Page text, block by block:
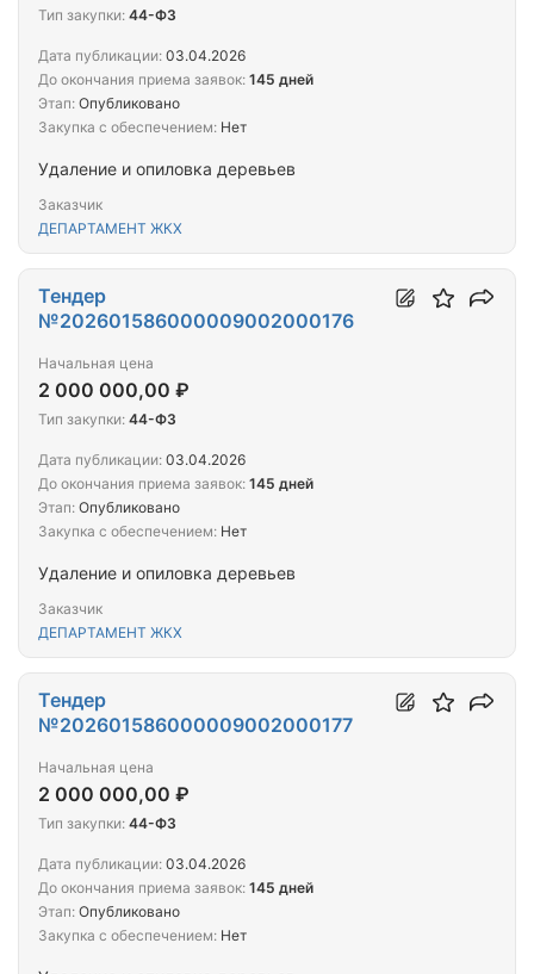
Удаление и опиловка деревьев
Заказчик
ДЕПАРТАМЕНТ ЖКХ
Тип закупки: 44-ФЗ
Дата публикации: 03.04.2026
До окончания приема заявок: 145 дней
Этап: Опубликовано
Закупка с обеспечением: Нет
Удаление и опиловка деревьев
Заказчик
ДЕПАРТАМЕНТ ЖКХ
Тендер
№202601586000009002000176
Начальная цена
2 000 000,00 ₽
Тип закупки: 44-ФЗ
Дата публикации: 03.04.2026
До окончания приема заявок: 145 дней
Этап: Опубликовано
Закупка с обеспечением: Нет
Тендер
№202601586000009002000177
Начальная цена
2 000 000,00 ₽
Тип закупки: 44-ФЗ
Дата публикации: 03.04.2026
До окончания приема заявок: 145 дней
Этап: Опубликовано
Закупка с обеспечением: Нет